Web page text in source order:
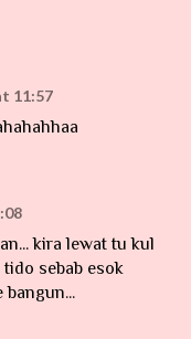
11:57
kira lewat tu kul
tido sebab esok
bangun...